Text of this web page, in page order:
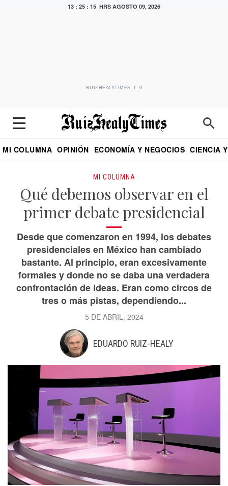
13 : 25 : 16 HRS AGOSTO 09, 2026
RUIZHEALYTIMES_T_0
MI COLUMNA OPINIÓN ECONOMÍA Y NEGOCIOS CIENCIA
MI COLUMNA
Qué debemos observar en el
primer debate presidencial
Desde que comenzaron en 1994, los debates
presidenciales en México han cambiado
bastante. Al principio, eran excesivamente
formales y donde no se daba una verdadera
confrontación de ideas. Eran como circos de
tres o más pistas, dependiendo...
5 DE ABRIL, 2024
EDUARDO RUIZ-HEALY